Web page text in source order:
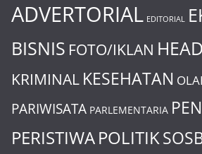
ADVERTORIAL EDITORIAL
BISNIS FOTO/IKLAN
KRIMINAL KESEHATAN
PARIWISATA PARLEMENTARIA
PERISTIWAPOLITIK